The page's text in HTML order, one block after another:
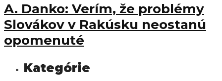
A. Danko: Verím, že problémy
Slovákov v Rakúsku neostanú
opomenuté